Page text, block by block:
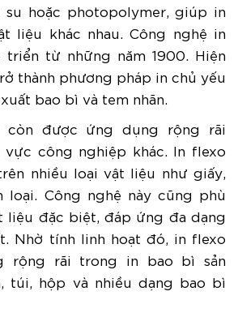
hoặc photopolymer, giúp in
liệu khác nhau. Công nghệ in
từ những năm 1900. Hiện
thành phương pháp in chủ yếu
bao bì và tem nhãn.
còn được ứng dụng rộng rãi
công nghiệp khác. In flexo
nhiều loại vật liệu như giấy,
loại. Công nghệ này cũng phù
liệu đặc biệt, đáp ứng đa dạng
Nhờ tính linh hoạt đó, in flexo
rộng rãi trong in bao bì sản
túi, hộp và nhiều dạng bao bì